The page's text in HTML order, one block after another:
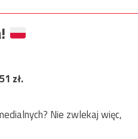
zł.
Nie zwlekaj więc,